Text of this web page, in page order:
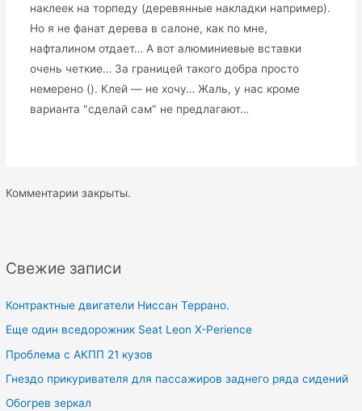
Свежие записи
Контрактные двигатели Ниссан Террано.
Еще один вседорожник Seat Leon X-Perience
Проблема с АКПП 21 кузов
Гнездо прикуривателя для пассажиров заднего ряда сидений
Обогрев зеркал
наклеек на торпеду (деревянные накладки например).
Но я не фанат дерева в салоне, как по мне,
нафталином отдает… А вот алюминиевые вставки
очень четкие… За границей такого добра просто
немерено (). Клей — не хочу… Жаль, у нас кроме
варианта "сделай сам" не предлагают…
Комментарии закрыты.